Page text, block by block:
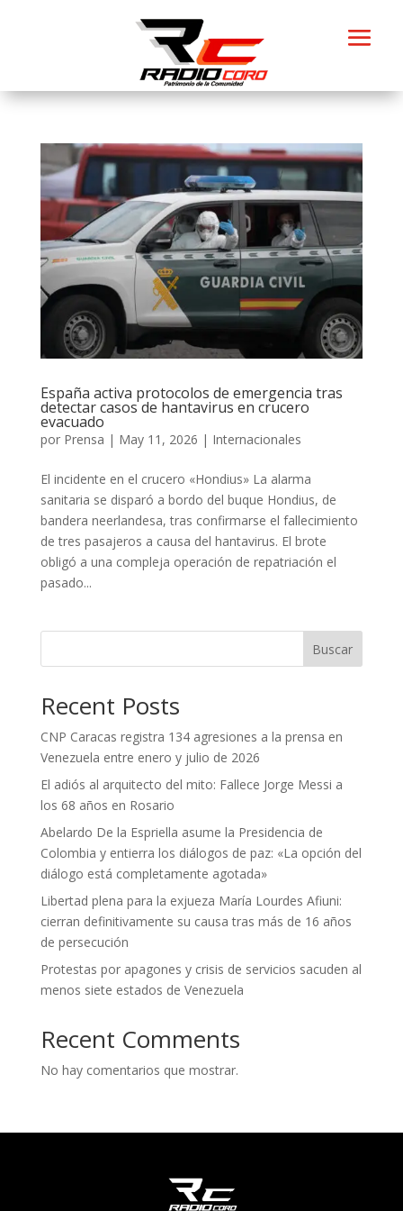
España activa protocolos de emergencia tras
detectar casos de hantavirus en crucero
evacuado
por Prensa | May 11, 2026 | Internacionales
El incidente en el crucero «Hondius» La alarma
sanitaria se disparó a bordo del buque Hondius, de
bandera neerlandesa, tras confirmarse el fallecimiento
de tres pasajeros a causa del hantavirus. El brote
obligó a una compleja operación de repatriación el
pasado...
Buscar
Recent Posts
CNP Caracas registra 134 agresiones a la prensa en
Venezuela entre enero y julio de 2026
El adiós al arquitecto del mito: Fallece Jorge Messi a
los 68 años en Rosario
Abelardo De la Espriella asume la Presidencia de
Colombia y entierra los diálogos de paz: «La opción del
diálogo está completamente agotada»
Libertad plena para la exjueza María Lourdes Afiuni:
cierran definitivamente su causa tras más de 16 años
de persecución
Protestas por apagones y crisis de servicios sacuden al
menos siete estados de Venezuela
Recent Comments
No hay comentarios que mostrar.